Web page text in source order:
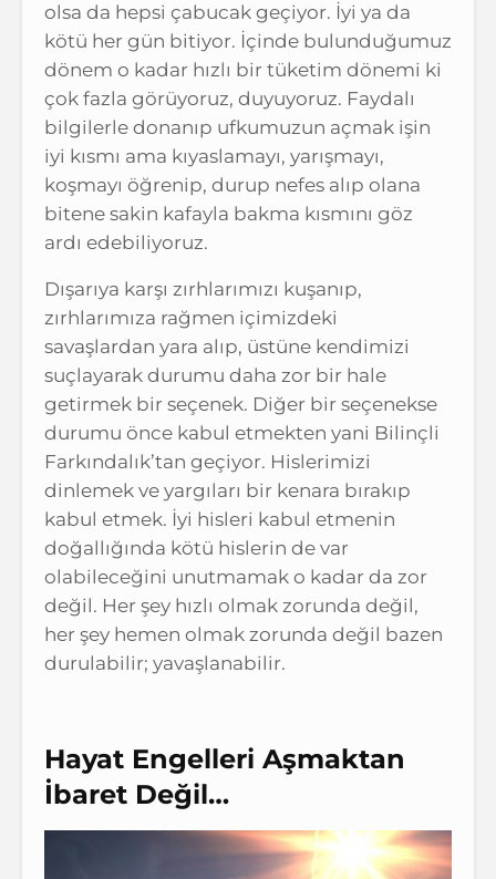
olsa da hepsi çabucak geçiyor. İyi ya da
kötü her gün bitiyor. İçinde bulunduğumuz
dönem o kadar hızlı bir tüketim dönemi ki
çok fazla görüyoruz, duyuyoruz. Faydalı
bilgilerle donanıp ufkumuzun açmak işin
iyi kısmı ama kıyaslamayı, yarışmayı,
koşmayı öğrenip, durup nefes alıp olana
bitene sakin kafayla bakma kısmını göz
ardı edebiliyoruz.
Dışarıya karşı zırhlarımızı kuşanıp,
zırhlarımıza rağmen içimizdeki
savaşlardan yara alıp, üstüne kendimizi
suçlayarak durumu daha zor bir hale
getirmek bir seçenek. Diğer bir seçenekse
durumu önce kabul etmekten yani Bilinçli
Farkındalık’tan geçiyor. Hislerimizi
dinlemek ve yargıları bir kenara bırakıp
kabul etmek. İyi hisleri kabul etmenin
doğallığında kötü hislerin de var
olabileceğini unutmamak o kadar da zor
değil. Her şey hızlı olmak zorunda değil,
her şey hemen olmak zorunda değil bazen
durulabilir; yavaşlanabilir.
Hayat Engelleri Aşmaktan
İbaret Değil…